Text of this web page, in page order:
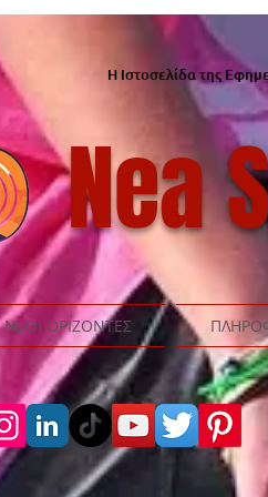
Η Ιστοσελίδα της
Nea
ΝΕΟΙ ΟΡΙΖΟΝΤΕΣ